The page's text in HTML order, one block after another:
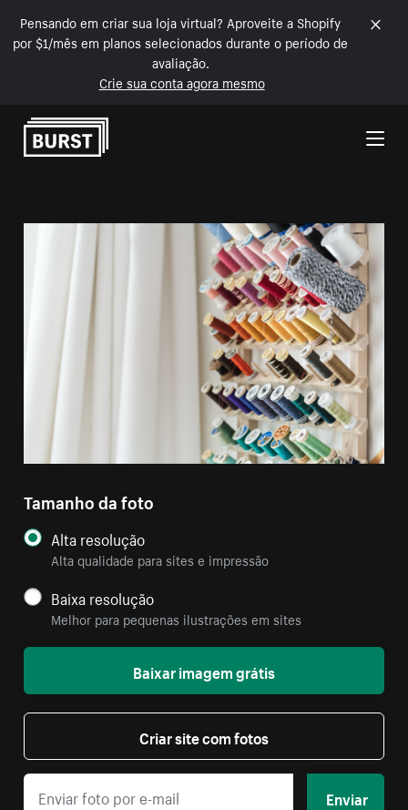
Pensando em criar sua loja virtual? Aproveite a Shopify
por $1/mês em planos selecionados durante o período de
avaliação.
Crie sua conta agora mesmo
Pular para o conteúdo
Tamanho da foto
Alta resolução
Alta qualidade para sites e impressão
Baixa resolução
Melhor para pequenas ilustrações em sites
Baixar imagem grátis
Criar site com fotos
Enviar